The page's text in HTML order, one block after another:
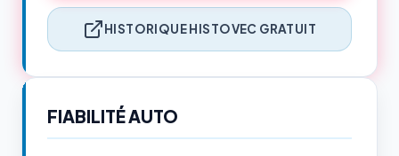
HISTORIQUE HISTOVEC GRATUIT
FIABILITÉ AUTO